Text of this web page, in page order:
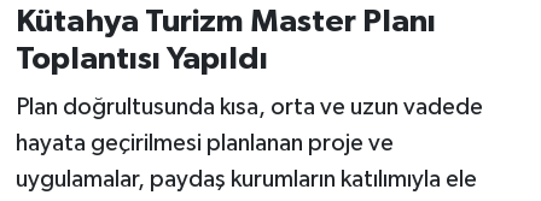
Kütahya Turizm Master Planı
Toplantısı Yapıldı
Plan doğrultusunda kısa, orta ve uzun vadede
hayata geçirilmesi planlanan proje ve
uygulamalar, paydaş kurumların katılımıyla ele
Vefat Haberleri
Yaşam